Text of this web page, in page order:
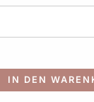
IN DEN